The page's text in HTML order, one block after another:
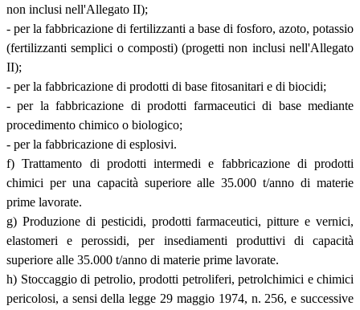
non inclusi nell'Allegato II);
- per la fabbricazione di fertilizzanti a base di fosforo, azoto, potassio
(fertilizzanti semplici o composti) (progetti non inclusi nell'Allegato
II);
- per la fabbricazione di prodotti di base fitosanitari e di biocidi;
- per la fabbricazione di prodotti farmaceutici di base mediante
procedimento chimico o biologico;
- per la fabbricazione di esplosivi.
f) Trattamento di prodotti intermedi e fabbricazione di prodotti
chimici per una capacità superiore alle 35.000 t/anno di materie
prime lavorate.
g) Produzione di pesticidi, prodotti farmaceutici, pitture e vernici,
elastomeri e perossidi, per insediamenti produttivi di capacità
superiore alle 35.000 t/anno di materie prime lavorate.
h) Stoccaggio di petrolio, prodotti petroliferi, petrolchimici e chimici
pericolosi, a sensi della legge 29 maggio 1974, n. 256, e successive